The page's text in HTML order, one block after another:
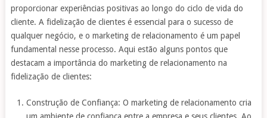
proporcionar experiências positivas ao longo do ciclo de vida do
cliente. A fidelização de clientes é essencial para o sucesso de
qualquer negócio, e o marketing de relacionamento é um papel
fundamental nesse processo. Aqui estão alguns pontos que
destacam a importância do marketing de relacionamento na
fidelização de clientes:
Construção de Confiança: O marketing de relacionamento cria